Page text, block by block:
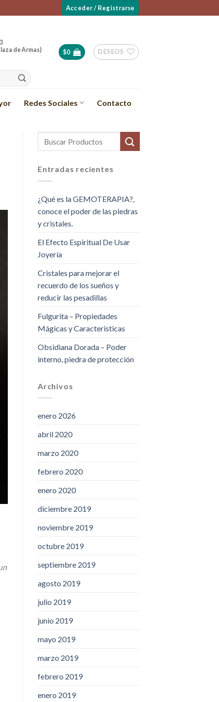
Acceder / Registrarse
de Armas)
$0 DESEOS
Redes Sociales Contacto
Entradas recientes
¿Qué es la GEMOTERAPIA?,
conoce el poder de las piedras
y cristales.
El Efecto Espiritual De Usar
Joyería
Cristales para mejorar el
recuerdo de los sueños y
reducir las pesadillas
Fulgurita – Propiedades
Mágicas y Caracteristicas
Obsidiana Dorada – Poder
interno, piedra de protección
Archivos
enero 2026
abril 2020
marzo 2020
febrero 2020
enero 2020
diciembre 2019
noviembre 2019
octubre 2019
septiembre 2019
agosto 2019
julio 2019
junio 2019
mayo 2019
marzo 2019
febrero 2019
enero 2019